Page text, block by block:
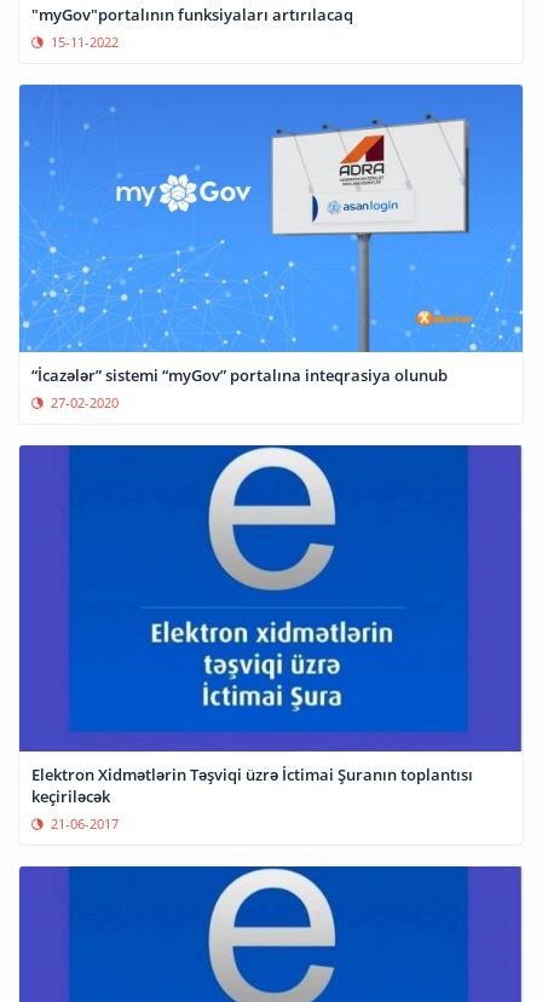
"myGov"portalının funksiyaları artırılacaq
15-11-2022
“İcazələr” sistemi “myGov” portalına inteqrasiya olunub
27-02-2020
Elektron Xidmətlərin Təşviqi üzrə İctimai Şuranın toplantısı
keçiriləcək
21-06-2017